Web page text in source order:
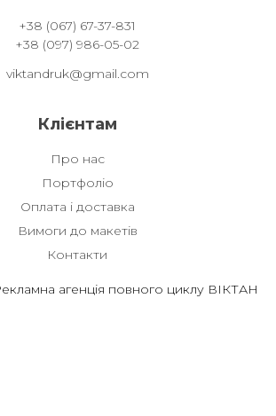
+38 (067) 67-37-831
+38 (097) 986-05-02
viktandruk@gmail.com
Клієнтам
Про нас
Портфоліо
Оплата і доставка
Вимоги до макетів
Контакти
агенція повного циклу ВІКТАН